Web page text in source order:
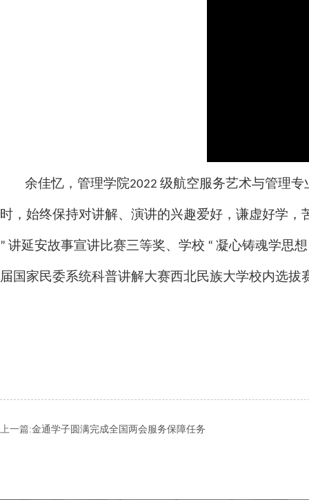
余佳忆，管理学院2022 级航空服务艺术与管理专
时，始终保持对讲解、演讲的兴趣爱好，谦虚好学
” 讲延安故事宣讲比赛三等奖、学校 “ 凝心铸魂学思
届国家民委系统科普讲解大赛西北民族大学校内选拔
上一篇:金通学子圆满完成全国两会服务保障任务